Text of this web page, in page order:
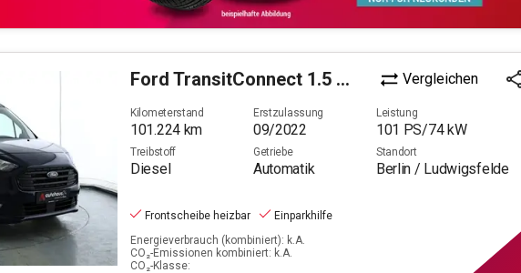
Ford TransitConnect 1.5 EcoBlue 240 (L1) Trend S/S (EUR Vergleichen
Kilometerstand
101.224km
Erstzulassung
09/2022
Leistung
101 PS/74kW
Treibstoff
Diesel
Getriebe
Automatik
Standort
Berlin / Ludwigsfelde
Frontscheibe heizbar
Einparkhilfe
Energieverbrauch (kombiniert): k.A.
CO₂-Emissionen kombiniert: k.A.
CO₂-Klasse: